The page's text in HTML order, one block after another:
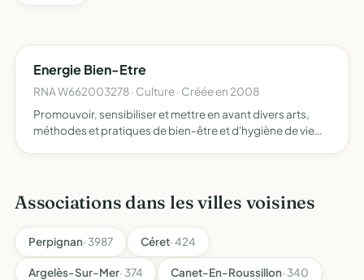
Energie Bien-Etre
RNA W662003278 · Culture · Créée en 2008
Promouvoir, sensibiliser et mettre en avant divers arts,
méthodes et pratiques de bien-être et d'hygiène de vie
Associations dans les villes voisines
Perpignan· 3987 Céret· 424
Argelès-Sur-Mer· 374 Canet-En-Roussillon· 340